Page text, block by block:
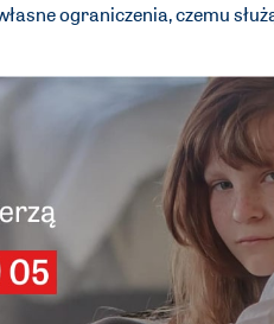
ograniczenia, czemu